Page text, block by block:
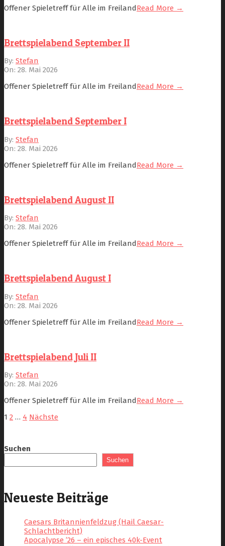
Offener Spieletreff für Alle im FreilandRead More →
Brettspielabend September II
2026-
05-
By: Stefan
On: 28. Mai 2026
Offener Spieletreff für Alle im FreilandRead More →
Brettspielabend September I
2026-
05-
By: Stefan
On: 28. Mai 2026
Offener Spieletreff für Alle im FreilandRead More →
Brettspielabend August II
2026-
05-
By: Stefan
On: 28. Mai 2026
Offener Spieletreff für Alle im Freiland Read More →
Brettspielabend August I
2026-
05-
By: Stefan
On: 28. Mai 2026
Offener Spieletreff für Alle im FreilandRead More →
Brettspielabend Juli II
2026-
05-
By: Stefan
On: 28. Mai 2026
Offener Spieletreff für Alle im Freiland Read More →
Seitennummerierung
Beiträge
1 2 … 4 Nächste
Suchen
Suchen
Neueste Beiträge
Caesars Britannienfeldzug (Hail Caesar-
Schlachtbericht)
Apocalypse ’26 – ein episches 40k-Event